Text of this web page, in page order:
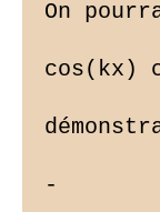
On
cos(kx)
-